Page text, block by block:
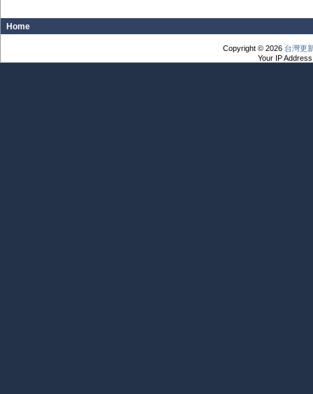
Home
Copyright © 2026 台灣更
Your IP